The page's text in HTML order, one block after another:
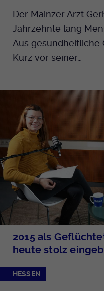
Der Mainzer Arzt
Jahrzehnte lang
Aus gesundheitliche
Kurz vor seiner…
2015 als
heute stolz
HESSEN